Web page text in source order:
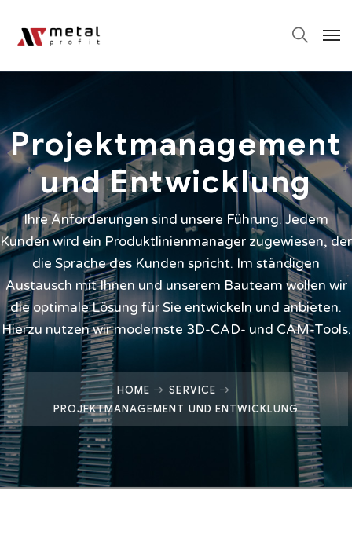
Projektmanagement
und Entwicklung
Ihre Anforderungen sind unsere Führung. Jedem
Kunden wird ein Produktlinienmanager zugewiesen, der
die Sprache des Kunden spricht. Im ständigen
Austausch mit Ihnen und unserem Bauteam wollen wir
die optimale Lösung für Sie entwickeln und anbieten.
Hierzu nutzen wir modernste 3D-CAD- und CAM-Tools.
HOME
SERVICE
PROJEKTMANAGEMENT UND ENTWICKLUNG